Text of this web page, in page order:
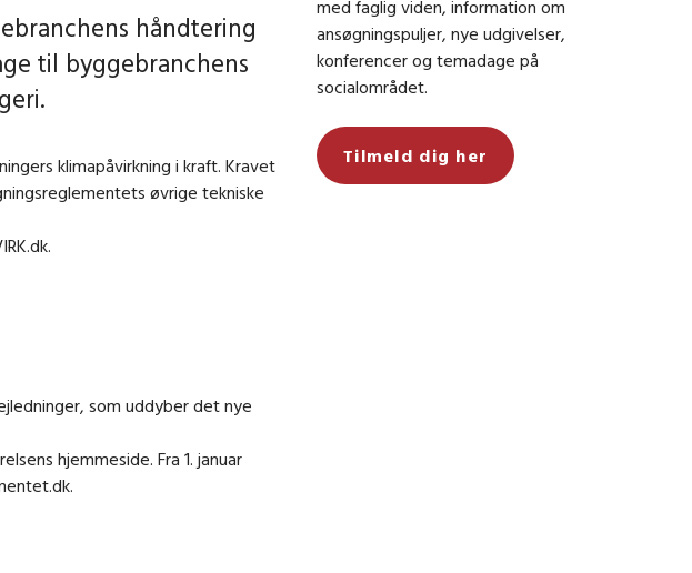
håndtering
til byggebranchens
klimapåvirkning i kraft. Kravet
øvrige tekniske
som uddyber det nye
hjemmeside. Fra 1. januar
med faglig viden, information om
ansøgningspuljer, nye udgivelser,
konferencer og temadage på
socialområdet.
Tilmeld dig her